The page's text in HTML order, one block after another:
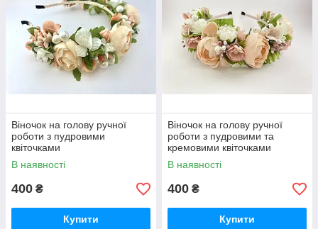
Віночок на голову ручної
роботи з пудровими
квіточками
В наявності
400 ₴
Купити
Віночок на голову ручної
роботи з пудровими та
кремовими квіточками
В наявності
400 ₴
Купити